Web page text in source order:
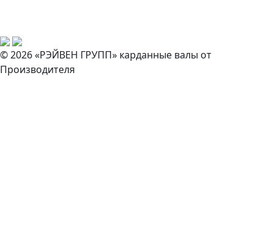
© 2026 «РЭЙВЕН ГРУПП» карданные валы от
Производителя